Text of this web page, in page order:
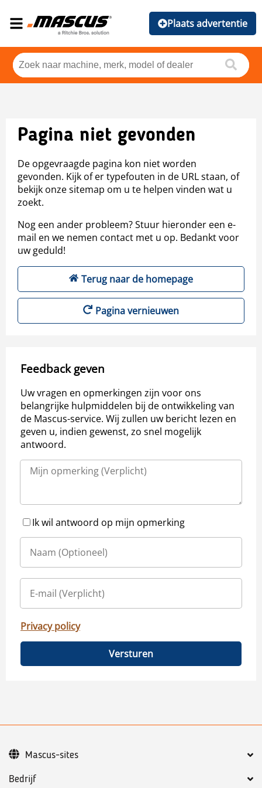
Plaats advertentie
Pagina niet gevonden
De opgevraagde pagina kon niet worden
gevonden. Kijk of er typefouten in de URL staan, of
bekijk onze sitemap om u te helpen vinden wat u
zoekt.
Nog een ander probleem? Stuur hieronder een e-
mail en we nemen contact met u op. Bedankt voor
uw geduld!
Terug naar de homepage
Pagina vernieuwen
Feedback geven
Uw vragen en opmerkingen zijn voor ons
belangrijke hulpmiddelen bij de ontwikkeling van
de Mascus-service. Wij zullen uw bericht lezen en
geven u, indien gewenst, zo snel mogelijk
antwoord.
Ik wil antwoord op mijn opmerking
Privacy policy
Versturen
Bedrijf
Mascus-sites